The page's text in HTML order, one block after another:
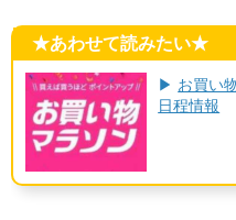
★あわせて読みたい★
▶ お買い
日程情報